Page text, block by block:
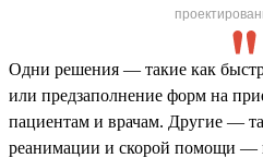
Одни решения — такие как
или предзаполнение форм на
пациентам и врачам. Другие —
реанимации и скорой помощи —